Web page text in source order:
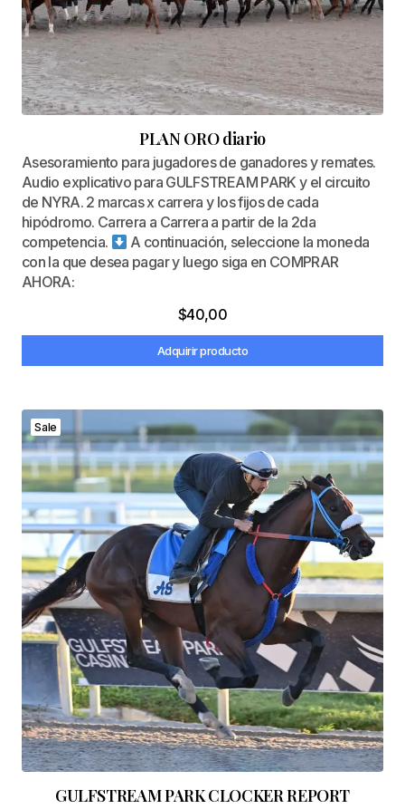
PLAN ORO diario
Asesoramiento para jugadores de ganadores y remates.
Audio explicativo para GULFSTREAM PARK y el circuito
de NYRA. 2 marcas x carrera y los fijos de cada
hipódromo. Carrera a Carrera a partir de la 2da
competencia.
A continuación, seleccione la moneda
con la que desea pagar y luego siga en COMPRAR
AHORA:
$40,00
Adquirir producto
Sale
GULFSTREAM PARK CLOCKER REPORT